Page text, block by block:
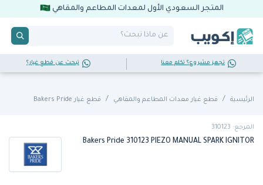
المتجر السعودي الأول لمعدات المطاعم والمقاهي
تجهز مشروع؟ تكلم معنا تبحث عن قطع غيار؟
الرئيسية قطع غيار معدات المطاعم والمقاهي قطع غيار Bakers Pride
المرجع: 310123
Bakers Pride 310123 PIEZO MANUAL SPARK IGNITOR